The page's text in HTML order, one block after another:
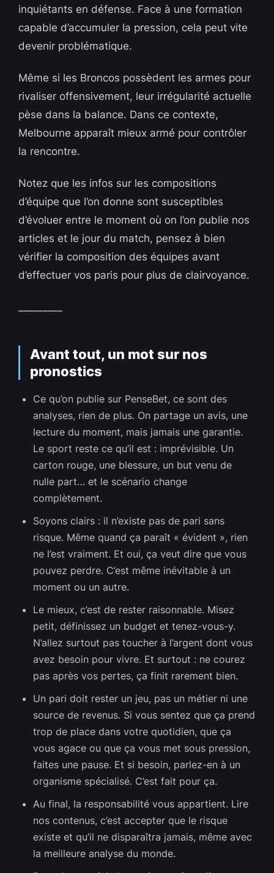
inquiétants en défense. Face à une formation
capable d’accumuler la pression, cela peut vite
devenir problématique.
Même si les Broncos possèdent les armes pour
rivaliser offensivement, leur irrégularité actuelle
pèse dans la balance. Dans ce contexte,
Melbourne apparaît mieux armé pour contrôler
la rencontre.
Notez que les infos sur les compositions
d’équipe que l’on donne sont susceptibles
d’évoluer entre le moment où on l’on publie nos
articles et le jour du match, pensez à bien
vérifier la composition des équipes avant
d’effectuer vos paris pour plus de clairvoyance.
Avant tout, un mot sur nos
pronostics
Ce qu’on publie sur PenseBet, ce sont des
analyses, rien de plus. On partage un avis, une
lecture du moment, mais jamais une garantie.
Le sport reste ce qu’il est : imprévisible. Un
carton rouge, une blessure, un but venu de
nulle part… et le scénario change
complètement.
Soyons clairs : il n’existe pas de pari sans
risque. Même quand ça paraît « évident », rien
ne l’est vraiment. Et oui, ça veut dire que vous
pouvez perdre. C’est même inévitable à un
moment ou un autre.
Le mieux, c’est de rester raisonnable. Misez
petit, définissez un budget et tenez-vous-y.
N’allez surtout pas toucher à l’argent dont vous
avez besoin pour vivre. Et surtout : ne courez
pas après vos pertes, ça finit rarement bien.
Un pari doit rester un jeu, pas un métier ni une
source de revenus. Si vous sentez que ça prend
trop de place dans votre quotidien, que ça
vous agace ou que ça vous met sous pression,
faites une pause. Et si besoin, parlez-en à un
organisme spécialisé. C’est fait pour ça.
Au final, la responsabilité vous appartient. Lire
nos contenus, c’est accepter que le risque
existe et qu’il ne disparaîtra jamais, même avec
la meilleure analyse du monde.